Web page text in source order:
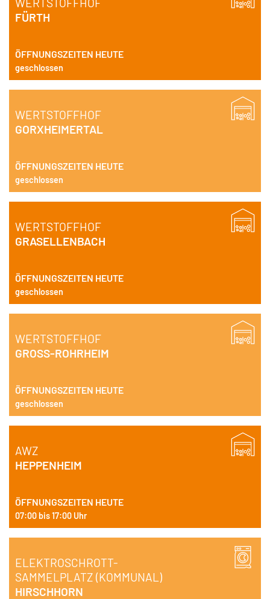
FÜRTH
ÖFFNUNGSZEITEN HEUTE
geschlossen
WERTSTOFFHOF
GORXHEIMERTAL
ÖFFNUNGSZEITEN HEUTE
geschlossen
WERTSTOFFHOF
GRASELLENBACH
ÖFFNUNGSZEITEN HEUTE
geschlossen
WERTSTOFFHOF
GROSS-ROHRHEIM
ÖFFNUNGSZEITEN HEUTE
geschlossen
AWZ
HEPPENHEIM
ÖFFNUNGSZEITEN HEUTE
07:00 bis 17:00 Uhr
ELEKTROSCHROTT-
SAMMELPLATZ (KOMMUNAL)
HIRSCHHORN